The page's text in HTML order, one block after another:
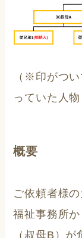
（※印がつ
っていた人物
概要
ご依頼者様
福祉事務所
（叔母B）